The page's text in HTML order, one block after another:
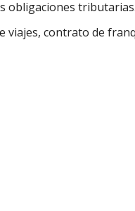
obligaciones tributarias.
viajes, contrato de